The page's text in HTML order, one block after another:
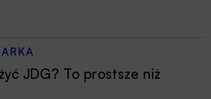
JDG? To prostsze niż